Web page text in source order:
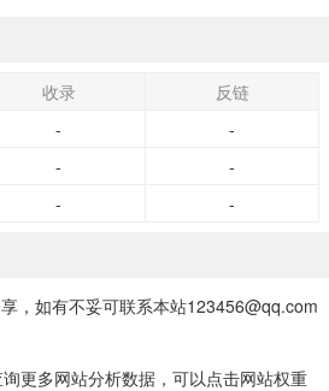
独树一帜，深受读者喜爱。
收录
反链
-
-
-
-
- -
如有不妥可联系本站123456@qq.com
多网站分析数据，可以点击网站权重